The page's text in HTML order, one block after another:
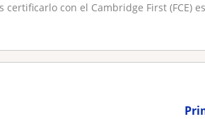
con el Cambridge First (FCE)